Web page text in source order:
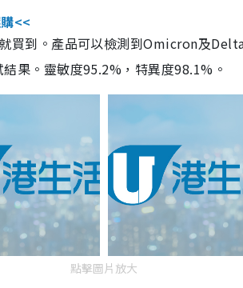
<<
買到。產品可以檢測到Omicron及
果。靈敏度95.2%，特異度98.1%。
點擊圖片放大